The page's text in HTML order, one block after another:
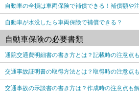
自動車の全損は車両保険で補償できる！補償額や
自動車が水没したら車両保険で補償できる？
自動車保険の必要書類
通院交通費明細書の書き方とは？記載時の注意点
交通事故証明書の取得方法とは？取得時の注意点
交通事故の示談書の書き方は？作成時の注意点も